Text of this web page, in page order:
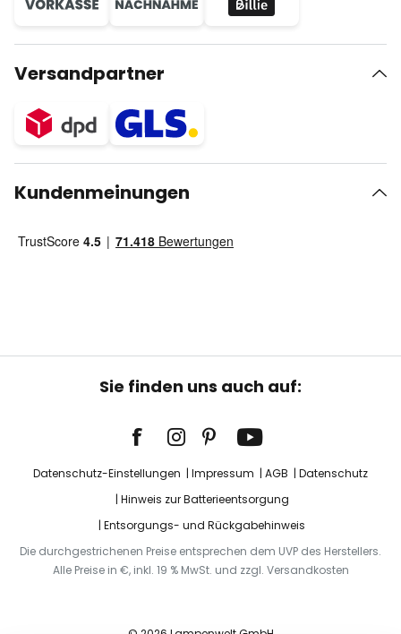
Versandpartner
Kundenmeinungen
Sie finden uns auch auf:
Datenschutz-Einstellungen Impressum AGB
Datenschutz
Hinweis zur Batterieentsorgung
Entsorgungs- und Rückgabehinweis
Die durchgestrichenen Preise entsprechen dem UVP des Herstellers.
Alle Preise in €, inkl. 19 % MwSt. und zzgl. Versandkosten